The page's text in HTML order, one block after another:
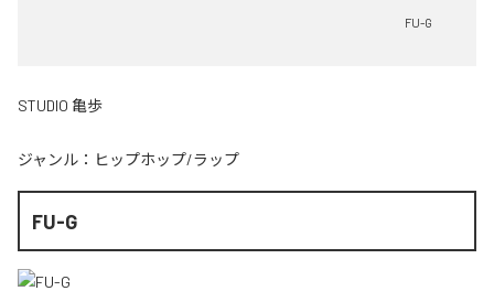
FU-G
STUDIO 亀歩
ジャンル： ヒップホップ/ラップ
FU-G